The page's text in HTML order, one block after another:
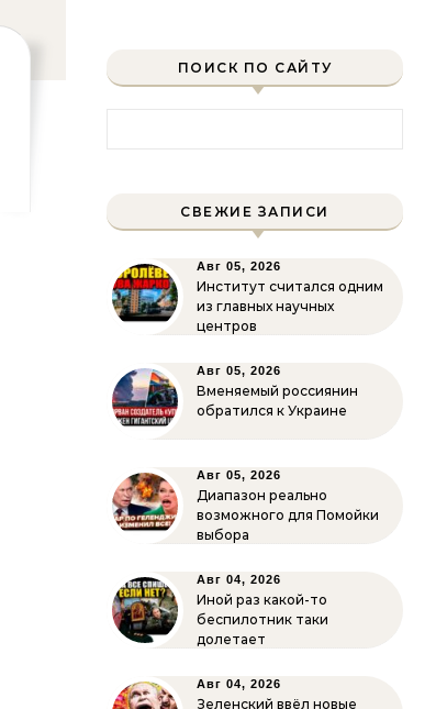
ПОИСК ПО САЙТУ
СВЕЖИЕ ЗАПИСИ
Авг 05, 2026
Институт считался одним
из главных научных
центров
Авг 05, 2026
Вменяемый россиянин
обратился к Украине
Авг 05, 2026
Диапазон реально
возможного для Помойки
выбора
Авг 04, 2026
Иной раз какой-то
беспилотник таки
долетает
Авг 04, 2026
Зеленский ввёл новые